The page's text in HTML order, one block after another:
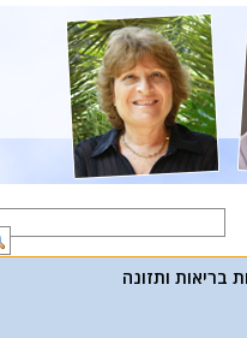
בריאות ותזונה